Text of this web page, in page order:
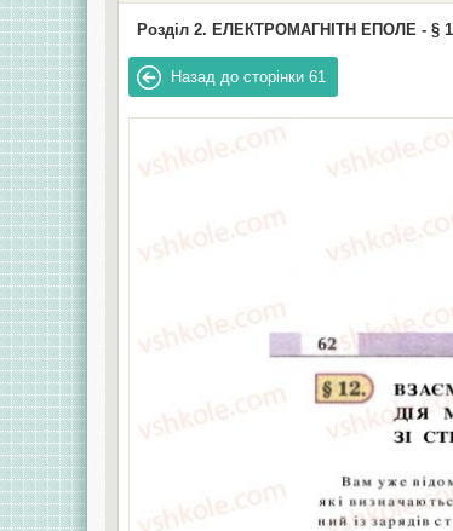
Розділ 2. ЕЛЕКТРОМАГНІТН ЕПОЛЕ - §
Назад до сторінки 61